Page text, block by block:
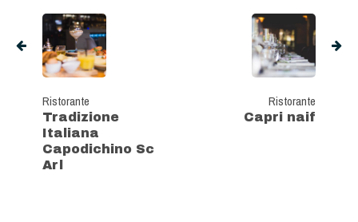
Ristorante
Tradizione
Italiana
Capodichino Sc
Arl
Ristorante
Capri naif